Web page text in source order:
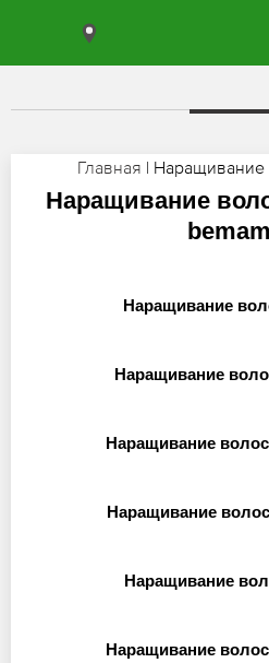
Главная | Наращивание
Наращивание
Наращивание
Наращивание
Наращивание
Наращивание
Наращивание
Наращивание